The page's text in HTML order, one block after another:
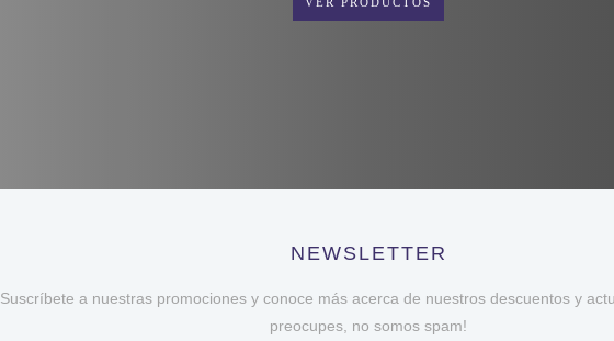
NEWSLETTER
Suscríbete a nuestras promociones y conoce más acerca de nuestros descuentos y
preocupes, no somos spam!